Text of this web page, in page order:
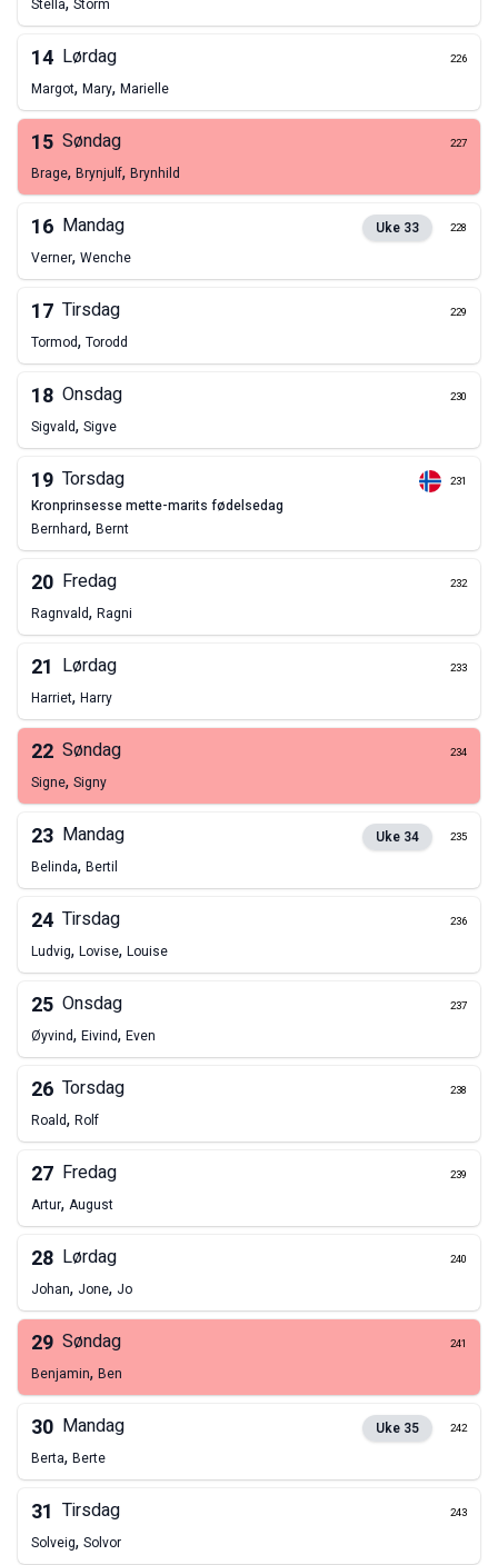
Stella Storm
14 Lørdag 226
Margot, Mary, Marielle
15 Søndag 227
Brage, Brynjulf, Brynhild
16 Mandag Uke 33 228
Verner, Wenche
17 Tirsdag 229
Tormod, Torodd
18 Onsdag 230
Sigvald, Sigve
19 Torsdag 231
kronprinsesse mette-marits fødelsedag
Bernhard, Bernt
20 Fredag 232
Ragnvald, Ragni
21 Lørdag 233
Harriet, Harry
22 Søndag 234
Signe, Signy
23 Mandag Uke 34 235
Belinda, Bertil
24 Tirsdag 236
Ludvig, Lovise, Louise
25 Onsdag 237
Øyvind, Eivind, Even
26 Torsdag 238
Roald, Rolf
27 Fredag 239
Artur, August
28 Lørdag 240
Johan, Jone, Jo
29 Søndag 241
Benjamin, Ben
30 Mandag Uke 35 242
Berta, Berte
31 Tirsdag 243
Solveig, Solvor